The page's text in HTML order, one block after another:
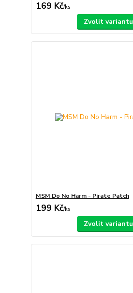
169 Kč/ks
Zvolit variantu
MSM Do No Harm - Pirate Patch
199 Kč/ks
Zvolit variantu